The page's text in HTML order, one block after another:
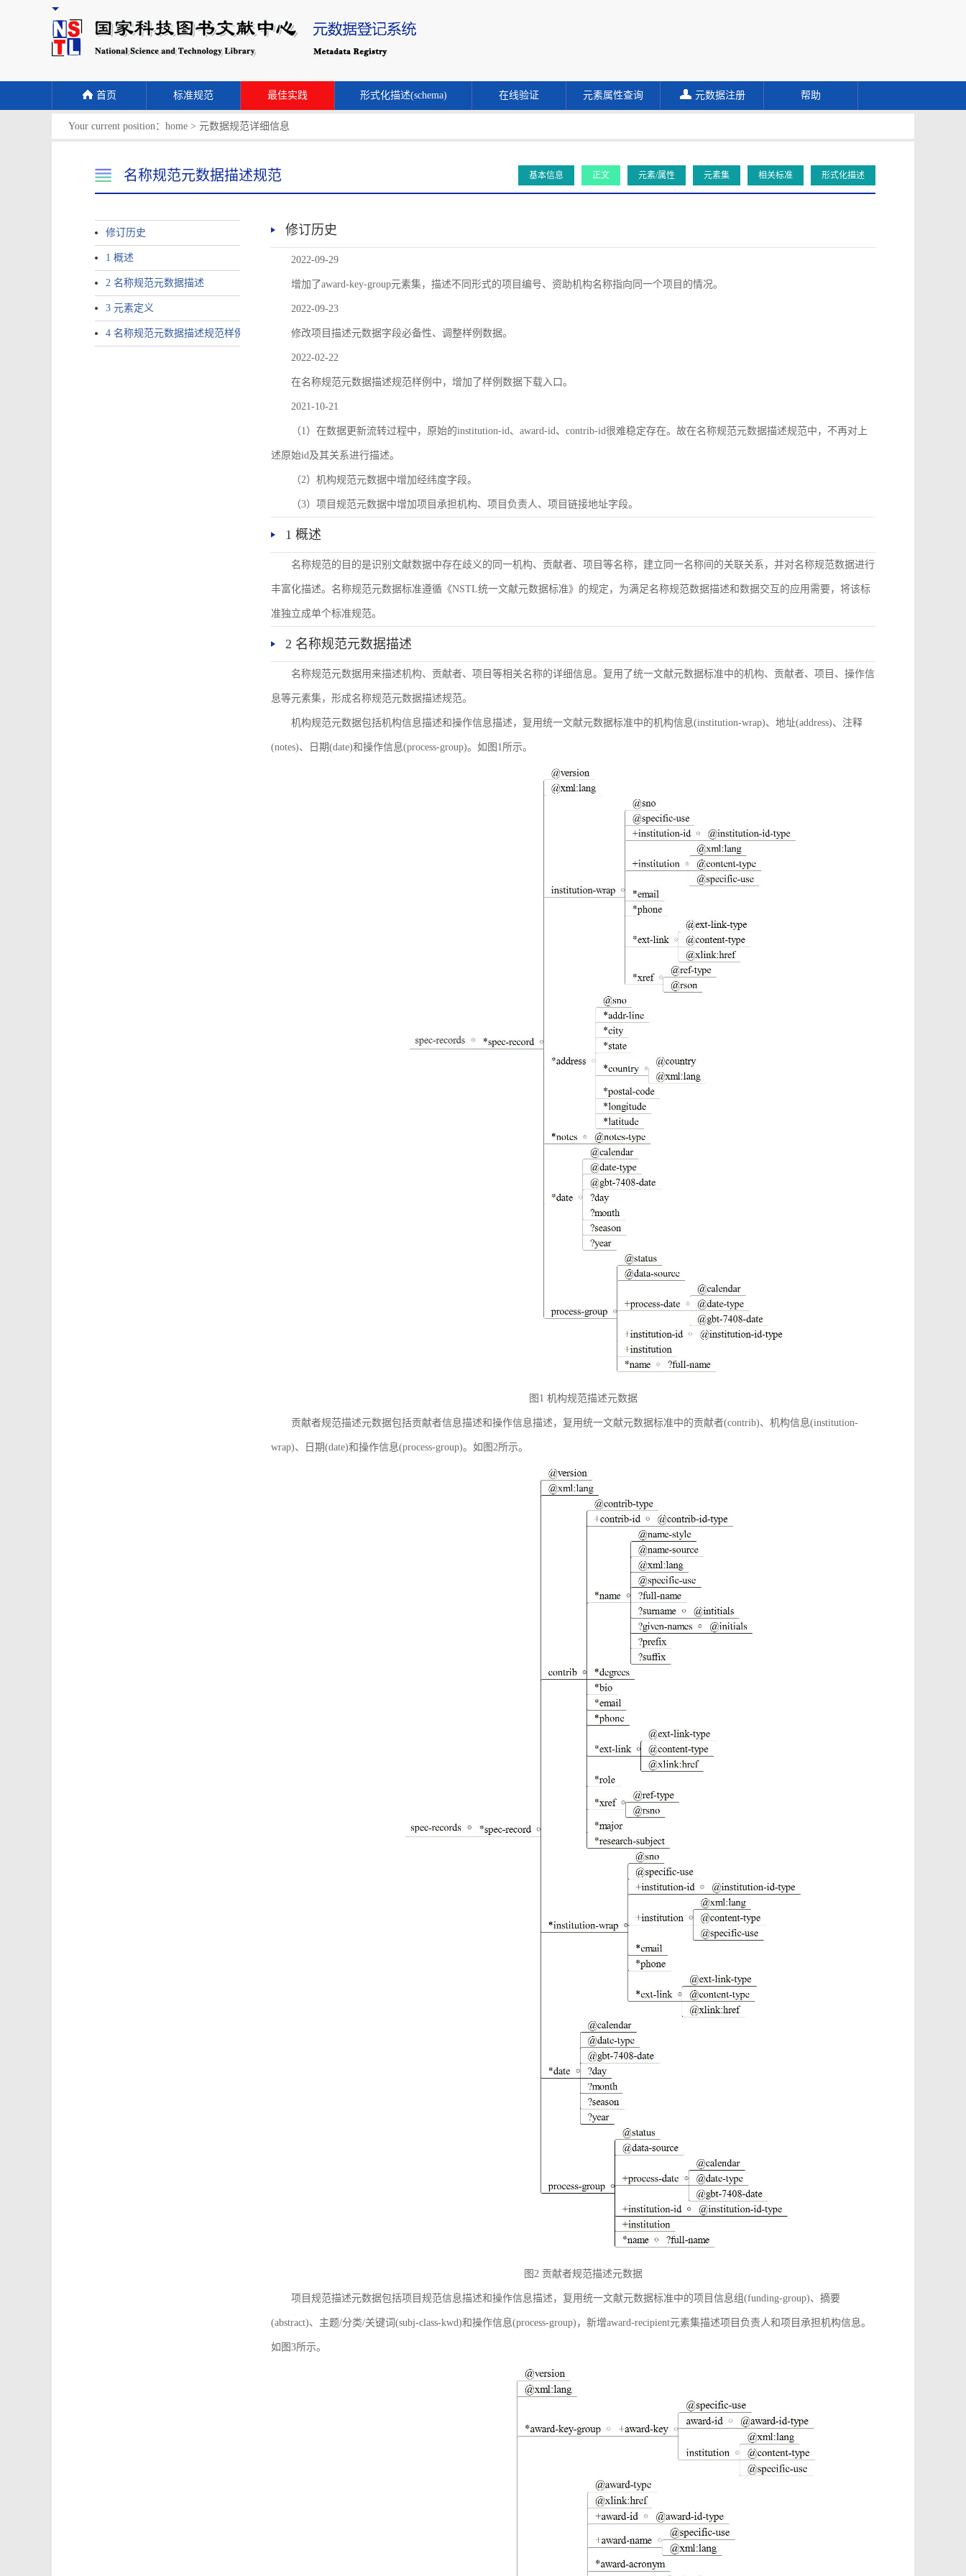
首页 标准规范 最佳实践 形式化描述(schema) 在线验证 元素属性查询 元数据注册 帮助
Your current position： home > 元数据规范详细信息
名称规范元数据描述规范 基本信息 正文 元素/属性 元素集 相关标准 形式化描述
修订历史
1 概述
2 名称规范元数据描述
3 元素定义
4 名称规范元数据描述规范样例
修订历史
2022-09-29
增加了award-key-group元素集，描述不同形式的项目编号、资助机构名称指向同一个项目的情况。
2022-09-23
修改项目描述元数据字段必备性、调整样例数据。
2022-02-22
在名称规范元数据描述规范样例中，增加了样例数据下载入口。
2021-10-21
（1）在数据更新流转过程中，原始的institution-id、award-id、contrib-id很难稳定存在。故在名称规范元数据描述规范中，不再对上
述原始id及其关系进行描述。
（2）机构规范元数据中增加经纬度字段。
（3）项目规范元数据中增加项目承担机构、项目负责人、项目链接地址字段。
1 概述
名称规范的目的是识别文献数据中存在歧义的同一机构、贡献者、项目等名称，建立同一名称间的关联关系，并对名称规范数据进行
丰富化描述。名称规范元数据标准遵循《NSTL统一文献元数据标准》的规定，为满足名称规范数据描述和数据交互的应用需要，将该标
准独立成单个标准规范。
2 名称规范元数据描述
名称规范元数据用来描述机构、贡献者、项目等相关名称的详细信息。复用了统一文献元数据标准中的机构、贡献者、项目、操作信
息等元素集，形成名称规范元数据描述规范。
机构规范元数据包括机构信息描述和操作信息描述，复用统一文献元数据标准中的机构信息(institution-wrap)、地址(address)、注释
(notes)、日期(date)和操作信息(process-group)。如图1所示。
图1 机构规范描述元数据
贡献者规范描述元数据包括贡献者信息描述和操作信息描述，复用统一文献元数据标准中的贡献者(contrib)、机构信息(institution-
wrap)、日期(date)和操作信息(process-group)。如图2所示。
图2 贡献者规范描述元数据
项目规范描述元数据包括项目规范信息描述和操作信息描述，复用统一文献元数据标准中的项目信息组(funding-group)、摘要
(abstract)、主题/分类/关键词(subj-class-kwd)和操作信息(process-group)，新增award-recipient元素集描述项目负责人和项目承担机构信息。
如图3所示。